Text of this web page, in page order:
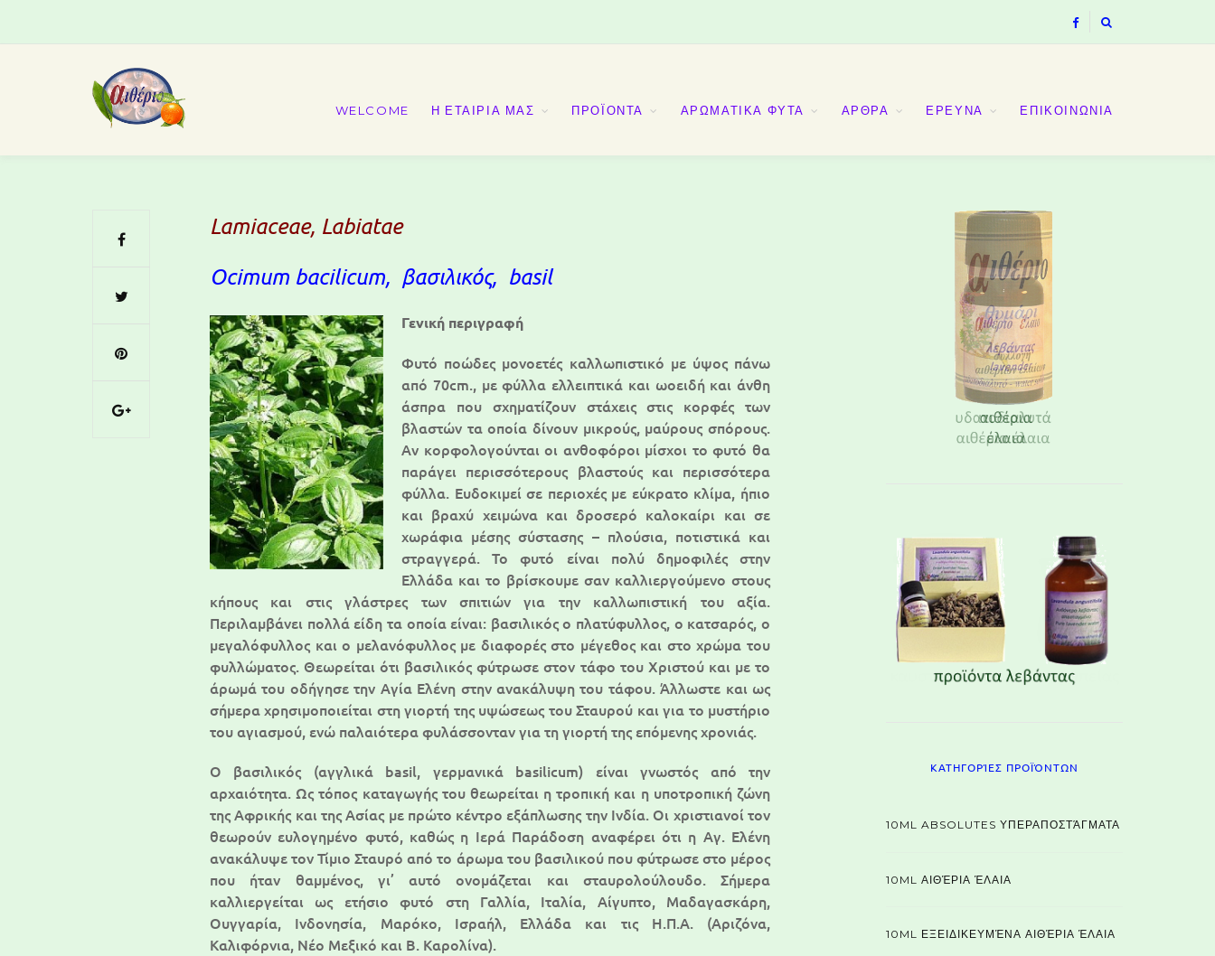
WELCOME Η ΕΤΑΙΡΙΑ ΜΑΣ ΠΡΟΪΟΝΤΑ ΑΡΩΜΑΤΙΚΑ ΦΥΤΑ ΑΡΘΡΑ ΕΡΕΥΝΑ ΕΠΙΚΟΙΝΩΝΙΑ
Lamiaceae, Labiatae
Ocimum bacilicum, βασιλικός, basil
Γενική περιγραφή
Φυτό ποώδες μονοετές καλλωπιστικό με ύψος πάνω
από 70cm., με φύλλα ελλειπτικά και ωοειδή και άνθη
άσπρα που σχηματίζουν στάχεις στις κορφές των
βλαστών τα οποία δίνουν μικρούς, μαύρους σπόρους.
Αν κορφολογούνται οι ανθοφόροι μίσχοι το φυτό θα
παράγει περισσότερους βλαστούς και περισσότερα
φύλλα. Ευδοκιμεί σε περιοχές με εύκρατο κλίμα, ήπιο
και βραχύ χειμώνα και δροσερό καλοκαίρι και σε
χωράφια μέσης σύστασης – πλούσια, ποτιστικά και
στραγγερά. Το φυτό είναι πολύ δημοφιλές στην
Ελλάδα και το βρίσκουμε σαν καλλιεργούμενο στους
κήπους και στις γλάστρες των σπιτιών για την καλλωπιστική του αξία.
Περιλαμβάνει πολλά είδη τα οποία είναι: βασιλικός ο πλατύφυλλος, ο κατσαρός, ο
μεγαλόφυλλος και ο μελανόφυλλος με διαφορές στο μέγεθος και στο χρώμα του
φυλλώματος. Θεωρείται ότι βασιλικός φύτρωσε στον τάφο του Χριστού και με το
άρωμά του οδήγησε την Αγία Ελένη στην ανακάλυψη του τάφου. Άλλωστε και ως
σήμερα χρησιμοποιείται στη γιορτή της υψώσεως του Σταυρού και για το μυστήριο
του αγιασμού, ενώ παλαιότερα φυλάσσονταν για τη γιορτή της επόμενης χρονιάς.
Ο βασιλικός (αγγλικά basil, γερμανικά basilicum) είναι γνωστός από την
αρχαιότητα. Ως τόπος καταγωγής του θεωρείται η τροπική και η υποτροπική ζώνη
της Αφρικής και της Ασίας με πρώτο κέντρο εξάπλωσης την Ινδία. Οι χριστιανοί τον
θεωρούν ευλογημένο φυτό, καθώς η Ιερά Παράδοση αναφέρει ότι η Aγ. Ελένη
ανακάλυψε τον Τίμιο Σταυρό από το άρωμα του βασιλικού που φύτρωσε στο μέρος
που ήταν θαμμένος, γι’ αυτό ονομάζεται και σταυρολούλουδο. Σήμερα
καλλιεργείται ως ετήσιο φυτό στη Γαλλία, Ιταλία, Αίγυπτο, Μαδαγασκάρη,
Ουγγαρία, Ινδονησία, Μαρόκο, Ισραήλ, Ελλάδα και τις Η.Π.Α. (Αριζόνα,
Καλιφόρνια, Νέο Μεξικό και Β. Καρολίνα).
ΚΑΤΗΓΟΡΊΕΣ ΠΡΟΪΌΝΤΩΝ
10ML ABSOLUTES ΥΠΕΡΑΠΟΣΤΆΓΜΑΤΑ
10ML ΑΙΘΈΡΙΑ ΈΛΑΙΑ
10ML ΕΞΕΙΔΙΚΕΥΜΈΝΑ ΑΙΘΈΡΙΑ ΈΛΑΙΑ